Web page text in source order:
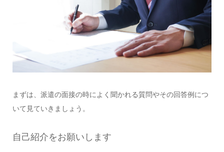
まずは、派遣の面接の時によく聞かれる質問やその回答例につ
いて見ていきましょう。
自己紹介をお願いします